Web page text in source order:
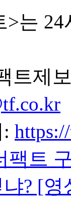
>는
트제
팩트
냐? [